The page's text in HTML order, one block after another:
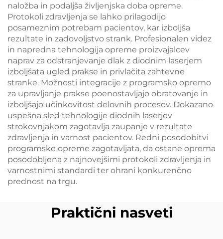
naložba in podaljša življenjska doba opreme.
Protokoli zdravljenja se lahko prilagodijo
posameznim potrebam pacientov, kar izboljša
rezultate in zadovoljstvo strank. Profesionalen videz
in napredna tehnologija opreme proizvajalcev
naprav za odstranjevanje dlak z diodnim laserjem
izboljšata ugled prakse in privlačita zahtevne
stranke. Možnosti integracije z programsko opremo
za upravljanje prakse poenostavljajo obratovanje in
izboljšajo učinkovitost delovnih procesov. Dokazano
uspešna sled tehnologije diodnih laserjev
strokovnjakom zagotavlja zaupanje v rezultate
zdravljenja in varnost pacientov. Redni posodobitvi
programske opreme zagotavljata, da ostane oprema
posodobljena z najnovejšimi protokoli zdravljenja in
varnostnimi standardi ter ohrani konkurenčno
prednost na trgu.
Praktični nasveti